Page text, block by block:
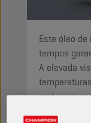
Este óleo
tempos
A elevada
motor em
PRODUTO: